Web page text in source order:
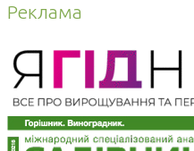
Реклама